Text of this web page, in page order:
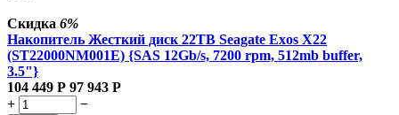
Скидка 6%
Накопитель Жесткий диск 22TB Seagate Exos X22
(ST22000NM001E) {SAS 12Gb/s, 7200 rpm, 512mb buffer,
3.5"}
104 449 Р 97 943 Р
+
−